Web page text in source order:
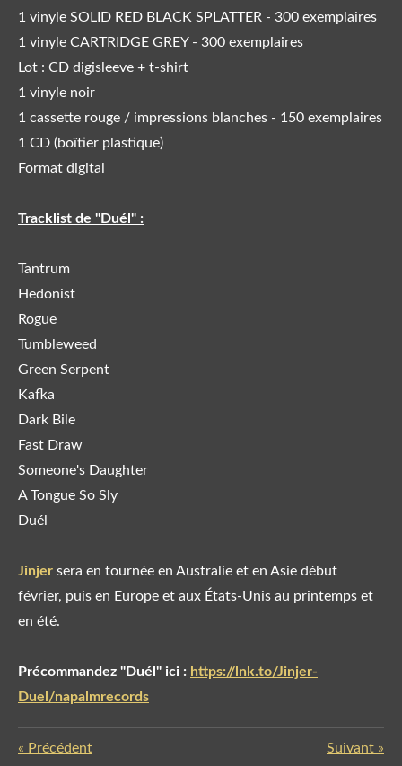
1 vinyle SOLID RED BLACK SPLATTER - 300 exemplaires
1 vinyle CARTRIDGE GREY - 300 exemplaires
Lot : CD digisleeve + t-shirt
1 vinyle noir
1 cassette rouge / impressions blanches - 150 exemplaires
1 CD (boîtier plastique)
Format digital
Tracklist de "Duél" :
Tantrum
Hedonist
Rogue
Tumbleweed
Green Serpent
Kafka
Dark Bile
Fast Draw
Someone's Daughter
A Tongue So Sly
Duél
Jinjer sera en tournée en Australie et en Asie début
février, puis en Europe et aux États-Unis au printemps et
en été.
Précommandez "Duél" ici : https://lnk.to/Jinjer-
Duel/napalmrecords
« Précédent Suivant »